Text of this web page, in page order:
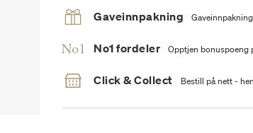
Gaveinnpakning Gaveinnpakning
No1 fordeler Opptjen bonuspoeng
Click & Collect Bestill på nett -